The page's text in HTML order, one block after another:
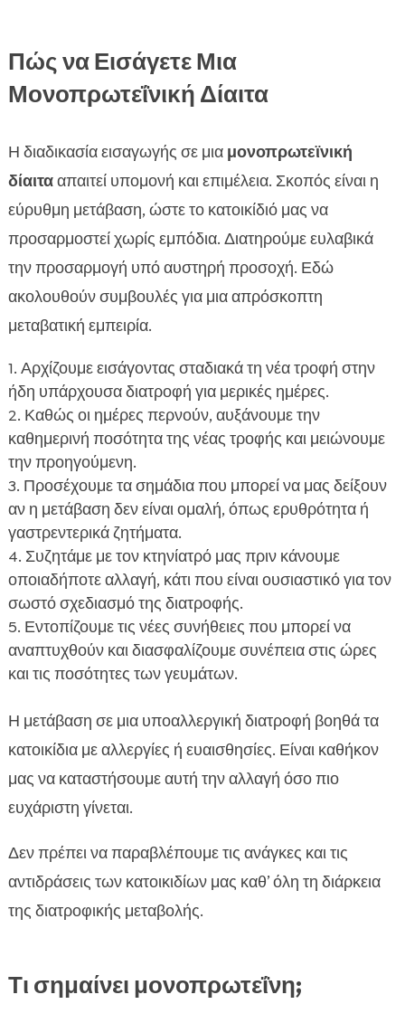
Πώς να Εισάγετε Μια
Μονοπρωτεΐνική Δίαιτα
Η διαδικασία εισαγωγής σε μια μονοπρωτεϊνική
δίαιτααπαιτεί υπομονή και επιμέλεια. Σκοπός είναι η
εύρυθμη μετάβαση, ώστε το κατοικίδιό μας να
προσαρμοστεί χωρίς εμπόδια. Διατηρούμε ευλαβικά
την προσαρμογή υπό αυστηρή προσοχή. Εδώ
ακολουθούν συμβουλές για μια απρόσκοπτη
μεταβατική εμπειρία.
Αρχίζουμε εισάγοντας σταδιακά τη νέα τροφή στην
ήδη υπάρχουσα διατροφή για μερικές ημέρες.
Καθώς οι ημέρες περνούν, αυξάνουμε την
καθημερινή ποσότητα της νέας τροφής και μειώνουμε
την προηγούμενη.
Προσέχουμε τα σημάδια που μπορεί να μας δείξουν
αν η μετάβαση δεν είναι ομαλή, όπως ερυθρότητα ή
γαστρεντερικά ζητήματα.
Συζητάμε με τον κτηνίατρό μας πριν κάνουμε
οποιαδήποτε αλλαγή, κάτι που είναι ουσιαστικό για τον
σωστό σχεδιασμό της διατροφής.
Εντοπίζουμε τις νέες συνήθειες που μπορεί να
αναπτυχθούν και διασφαλίζουμε συνέπεια στις ώρες
και τις ποσότητες των γευμάτων.
Η μετάβαση σε μια υποαλλεργική διατροφή βοηθά τα
κατοικίδια με αλλεργίες ή ευαισθησίες. Είναι καθήκον
μας να καταστήσουμε αυτή την αλλαγή όσο πιο
ευχάριστη γίνεται.
Δεν πρέπει να παραβλέπουμε τις ανάγκες και τις
αντιδράσεις των κατοικιδίων μας καθ’ όλη τη διάρκεια
της διατροφικής μεταβολής.
Τι σημαίνει μονοπρωτεΐνη;